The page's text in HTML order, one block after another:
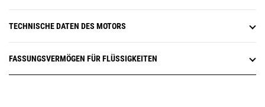
TECHNISCHE DATEN DES MOTORS
FASSUNGSVERMÖGEN FÜR FLÜSSIGKEITEN